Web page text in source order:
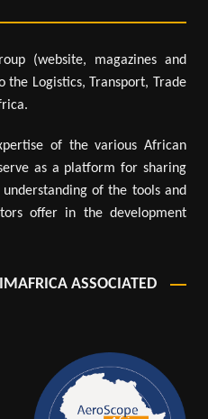
(website, magazines and
the Logistics, Transport, Trade
of the various African
as a platform for sharing
of the tools and
offer in the development
ASSOCIATED